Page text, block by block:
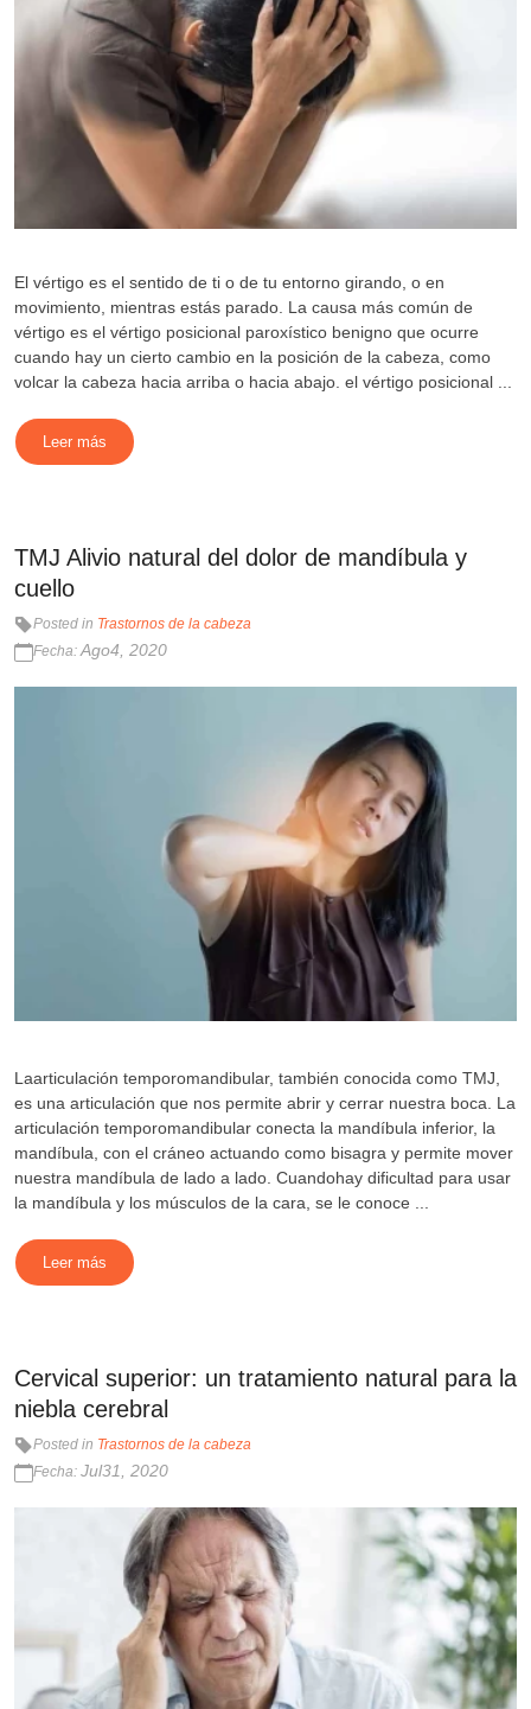
El vértigo es el sentido de ti o de tu entorno girando, o en
movimiento, mientras estás parado. La causa más común de
vértigo es el vértigo posicional paroxístico benigno que ocurre
cuando hay un cierto cambio en la posición de la cabeza, como
volcar la cabeza hacia arriba o hacia abajo. el vértigo posicional ...
Leer más
TMJ Alivio natural del dolor de mandíbula y
cuello
Posted in Trastornos de la cabeza
Fecha:Ago4, 2020
Laarticulación temporomandibular, también conocida como TMJ,
es una articulación que nos permite abrir y cerrar nuestra boca. La
articulación temporomandibular conecta la mandíbula inferior, la
mandíbula, con el cráneo actuando como bisagra y permite mover
nuestra mandíbula de lado a lado. Cuandohay dificultad para usar
la mandíbula y los músculos de la cara, se le conoce ...
Leer más
Cervical superior: un tratamiento natural para la
niebla cerebral
Posted in Trastornos de la cabeza
Fecha: Jul31, 2020